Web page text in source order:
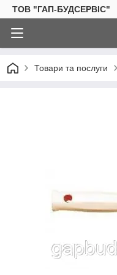
ТОВ "ГАП-БУДСЕРВІС"
Товари та послуги